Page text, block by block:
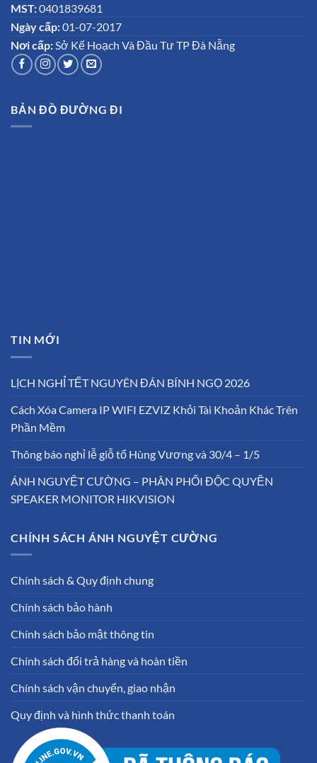
MST:0401839681
Ngày cấp:01-07-2017
Nơi cấp:Sở Kế Hoạch Và Đầu Tư TP Đà Nẵng
BẢN ĐỒ ĐƯỜNG ĐI
TIN MỚI
LỊCH NGHỈ TẾT NGUYÊN ĐÁN BÍNH NGỌ 2026
Cách Xóa Camera IP WIFI EZVIZ Khỏi Tài Khoản Khác Trên
Phần Mềm
Thông báo nghỉ lễ giỗ tổ Hùng Vương và 30/4 – 1/5
ÁNH NGUYỆT CƯỜNG – PHÂN PHỐI ĐỘC QUYỀN
SPEAKER MONITOR HIKVISION
CHÍNH SÁCH ÁNH NGUYỆT CƯỜNG
Chính sách & Quy định chung
Chính sách bảo hành
Chính sách bảo mật thông tin
Chính sách đổi trả hàng và hoàn tiền
Chính sách vận chuyển, giao nhận
Quy định và hình thức thanh toán